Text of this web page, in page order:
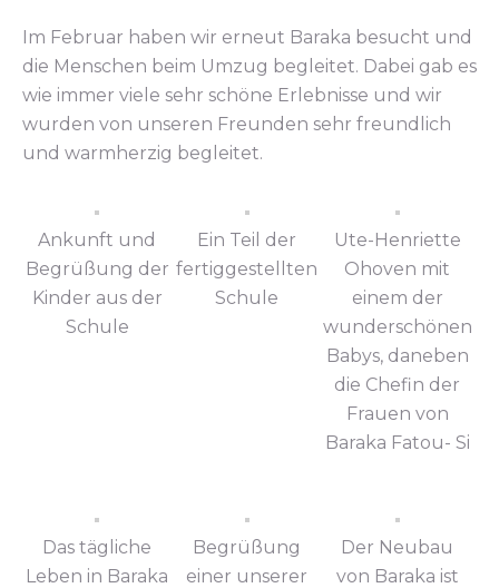
Im Februar haben wir erneut Baraka besucht und
die Menschen beim Umzug begleitet. Dabei gab es
wie immer viele sehr schöne Erlebnisse und wir
wurden von unseren Freunden sehr freundlich
und warmherzig begleitet.
Ankunft und
Begrüßung der
Kinder aus der
Schule
Ein Teil der
fertiggestellten
Schule
Ute-Henriette
Ohoven mit
einem der
wunderschönen
Babys, daneben
die Chefin der
Frauen von
Baraka Fatou- Si
Das tägliche
Leben in Baraka
Begrüßung
einer unserer
Der Neubau
von Baraka ist